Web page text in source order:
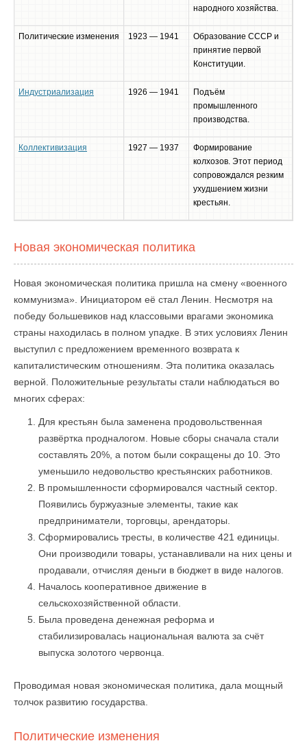
народного хозяйства.
Политические изменения 1923 — 1941
Образование СССР и
принятие первой
Конституции.
Индустриализация 1926 — 1941
Подъём
промышленного
производства.
Коллективизация 1927 — 1937
Формирование
колхозов. Этот период
сопровождался резким
ухудшением жизни
крестьян.
Новая экономическая политика
Новая экономическая политика пришла на смену «военного
коммунизма». Инициатором её стал Ленин. Несмотря на
победу большевиков над классовыми врагами экономика
страны находилась в полном упадке. В этих условиях Ленин
выступил с предложением временного возврата к
капиталистическим отношениям. Эта политика оказалась
верной. Положительные результаты стали наблюдаться во
многих сферах:
Для крестьян была заменена продовольственная
развёртка продналогом. Новые сборы сначала стали
составлять 20%, а потом были сокращены до 10. Это
уменьшило недовольство крестьянских работников.
В промышленности сформировался частный сектор.
Появились буржуазные элементы, такие как
предприниматели, торговцы, арендаторы.
Сформировались тресты, в количестве 421 единицы.
Они производили товары, устанавливали на них цены и
продавали, отчисляя деньги в бюджет в виде налогов.
Началось кооперативное движение в
сельскохозяйственной области.
Была проведена денежная реформа и
стабилизировалась национальная валюта за счёт
выпуска золотого червонца.
Проводимая новая экономическая политика, дала мощный
толчок развитию государства.
Политические изменения